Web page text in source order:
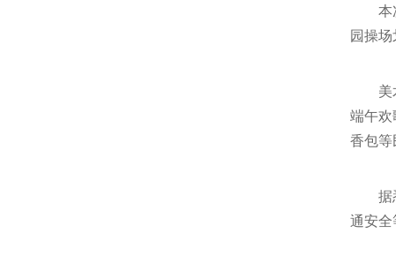
本
园操
美
端午欢
香包等
据
通安全